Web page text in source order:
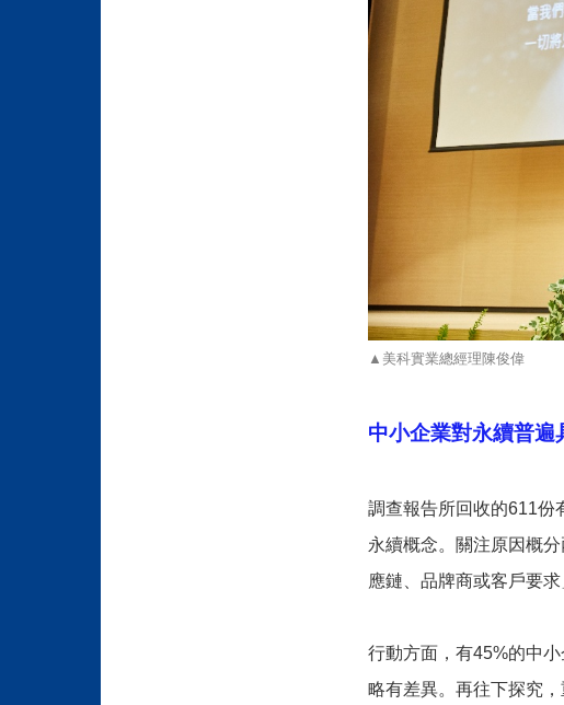
▲美科實業總經理陳俊偉
中小企業對永續普遍
調查報告所回收的611份
永續概念。關注原因概
應鏈、品牌商或客戶要
行動方面，有45%的中
略有差異。再往下探究